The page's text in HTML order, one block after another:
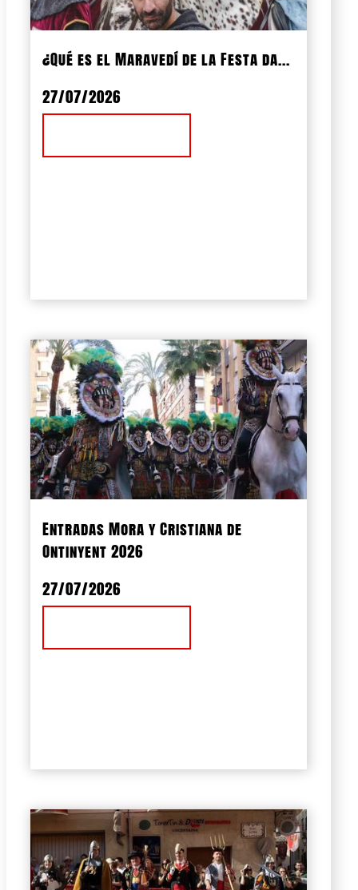
¿Qué es el Maravedí de la Festa da...
27/07/2026
Entradas Mora y Cristiana de
Ontinyent 2026
27/07/2026